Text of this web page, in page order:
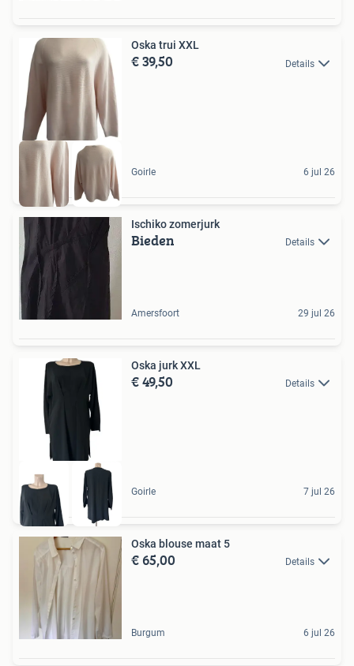
Oska trui XXL
€ 39,50 Details
Goirle 6 jul 26
Ischiko zomerjurk
Bieden Details
Amersfoort 29 jul 26
Oska jurk XXL
€ 49,50 Details
Goirle 7 jul 26
Oska blouse maat 5
€ 65,00 Details
Burgum 6 jul 26